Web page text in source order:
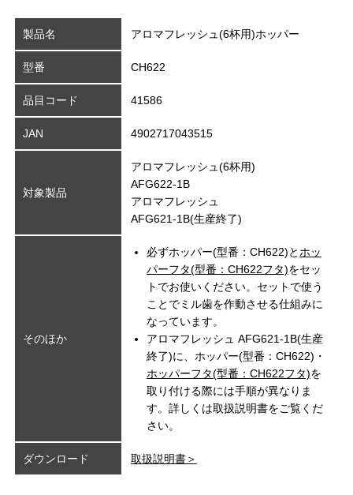
製品名 アロマフレッシュ(6杯用)ホッパー
型番 CH622
品目コード 41586
JAN 4902717043515
対象製品
アロマフレッシュ(6杯用)
AFG622-1B
アロマフレッシュ
AFG621-1B(生産終了)
そのほか
必ずホッパー(型番：CH622)とホッ
パーフタ(型番：CH622フタ)をセッ
トでお使いください。セットで使う
ことでミル歯を作動させる仕組みに
なっています。
アロマフレッシュ AFG621-1B(生産
終了)に、ホッパー(型番：CH622)・
ホッパーフタ(型番：CH622フタ)を
取り付ける際には手順が異なりま
す。詳しくは取扱説明書をご覧くだ
さい。
ダウンロード 取扱説明書＞